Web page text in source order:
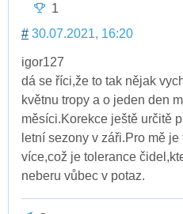
1
# 30.07.2021, 16:20
igor127
dá se říci,že to tak nějak
květnu tropy a o jeden den
měsíci.Korekce ještě určitě
letní sezony v záři.Pro mě
více,což je tolerance
neberu vůbec v potaz.